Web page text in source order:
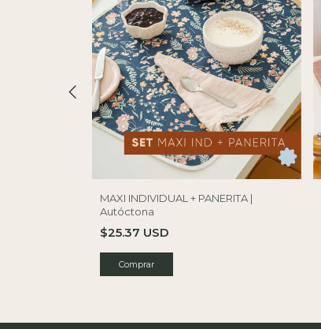
MAXI INDIVIDUAL + PANERITA |
Autóctona
$25.37 USD